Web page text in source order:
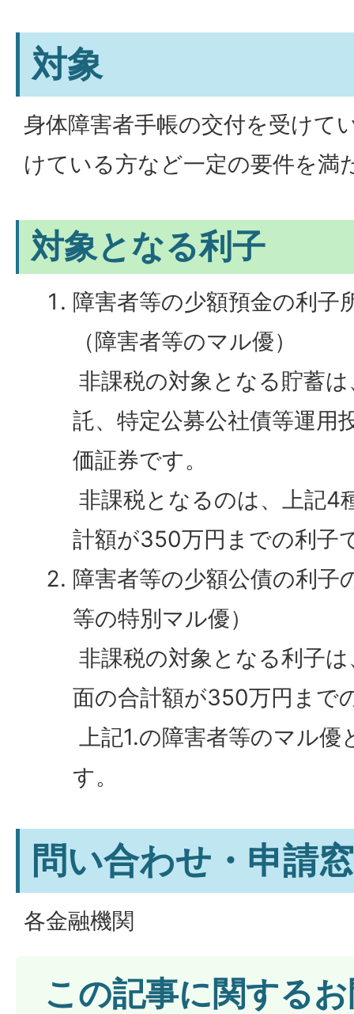
対象
身体障害者手帳の交付を受けて
けている方など一定の要件を満
対象となる利子
障害者等の少額預金の利子
（障害者等のマル優）
非課税の対象となる貯蓄
託、特定公募公社債等運用
価証券です。
非課税となるのは、上記4
計額が350万円までの利子
障害者等の少額公債の利子
等の特別マル優）
非課税の対象となる利子
面の合計額が350万円まで
上記1.の障害者等のマル
す。
問い合わせ・申請
各金融機関
この記事に関する